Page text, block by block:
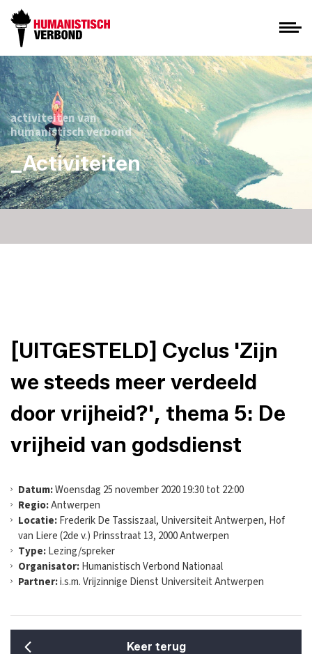
activiteiten van
humanistisch verbond
_Activiteiten
[UITGESTELD] Cyclus 'Zijn
we steeds meer verdeeld
door vrijheid?', thema 5: De
vrijheid van godsdienst
Datum:Woensdag 25 november 2020 19:30 tot 22:00
Regio:Antwerpen
Locatie:Frederik De Tassiszaal, Universiteit Antwerpen, Hof
van Liere (2de v.) Prinsstraat 13, 2000 Antwerpen
Type:Lezing/spreker
Organisator:Humanistisch Verbond Nationaal
Partner:i.s.m. Vrijzinnige Dienst Universiteit Antwerpen
Keer terug